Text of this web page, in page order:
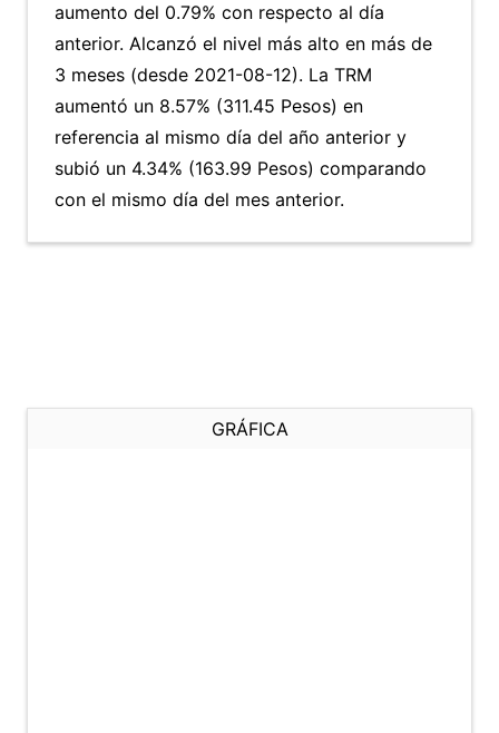
aumento del 0.79% con respecto al día
anterior. Alcanzó el nivel más alto en más de
3 meses (desde 2021-08-12). La TRM
aumentó un 8.57% (311.45 Pesos) en
referencia al mismo día del año anterior y
subió un 4.34% (163.99 Pesos) comparando
con el mismo día del mes anterior.
GRÁFICA